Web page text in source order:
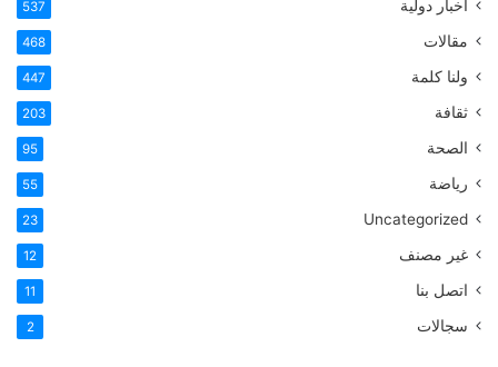
أخبار دولية 537
مقالات 468
ولنا كلمة 447
ثقافة 203
الصحة 95
رياضة 55
Uncategorized
23
غير مصنف 12
اتصل بنا 11
سجالات 2